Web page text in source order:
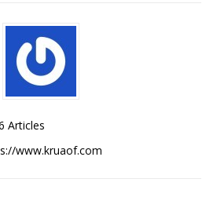
Articles
www.kruaof.com